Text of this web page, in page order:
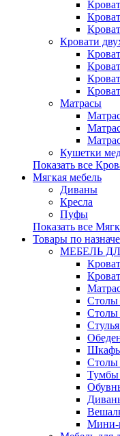
Кровати
Матрасы
Кушетки
Показать все
Мягкая мебель
Диваны
Кресла
Пуфы
Показать все
Товары по
МЕБЕЛЬ
Столы
Столы
Шкафы
Столы
Тумбы
Мини-